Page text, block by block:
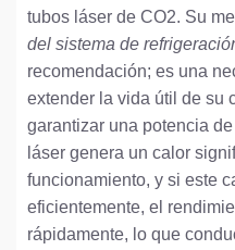
tubos láser de CO2. Su
del sistema de
recomendación; es una
extender la vida útil de su
garantizar una potencia
láser genera un calor
funcionamiento, y si este
eficientemente, el
rápidamente, lo que